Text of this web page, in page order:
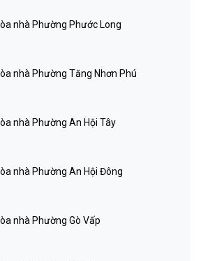
nhà Phường Phước Long
nhà Phường Tăng Nhơn Phú
nhà Phường An Hội Tây
nhà Phường An Hội Đông
nhà Phường Gò Vấp